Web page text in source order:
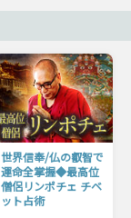
世界信奉/仏の叡智で
運命全掌握◆最高位
僧侶リンポチェ チベ
ット占術